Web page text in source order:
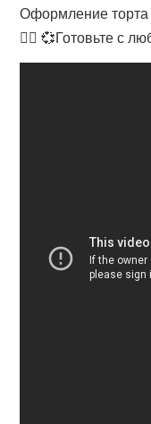
Оформление
🙎‍♂️ 💞Готовьте с